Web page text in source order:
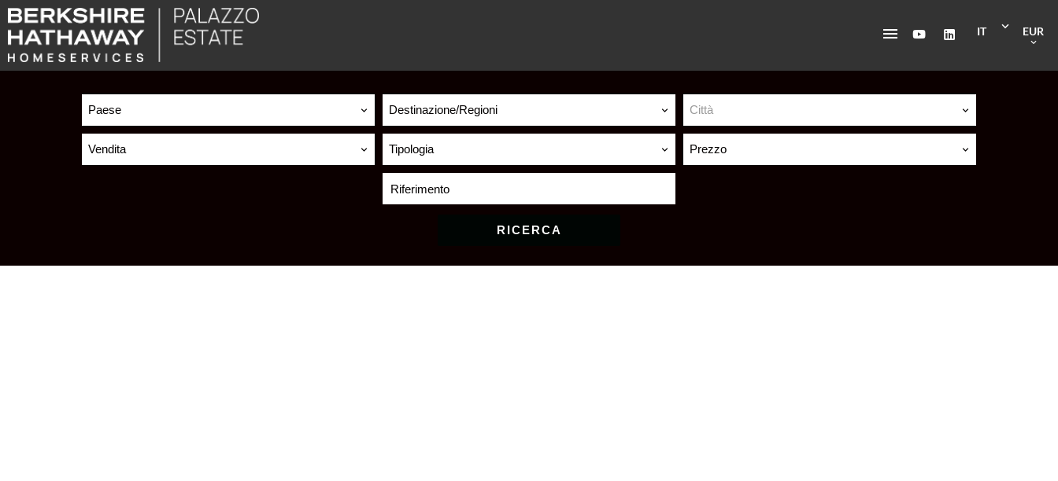
IT EUR
Paese Destinazione/Regioni Città
Vendita Tipologia Prezzo
RICERCA